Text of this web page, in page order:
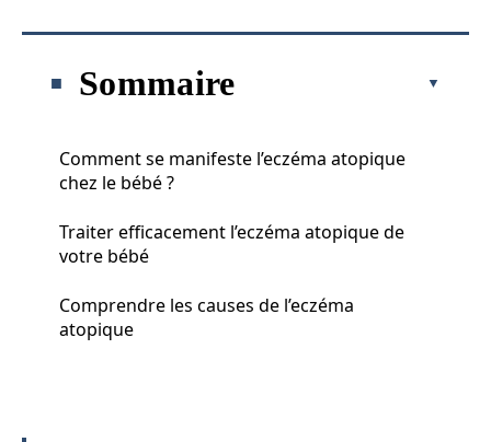
Sommaire
Comment se manifeste l’eczéma atopique
chez le bébé ?
Traiter efficacement l’eczéma atopique de
votre bébé
Comprendre les causes de l’eczéma
atopique